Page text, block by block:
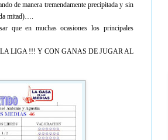
de manera tremendamente precipitada y sin
mitad)….
que en muchas ocasiones los principales
LIGA !!! Y CON GANAS DE JUGAR AL